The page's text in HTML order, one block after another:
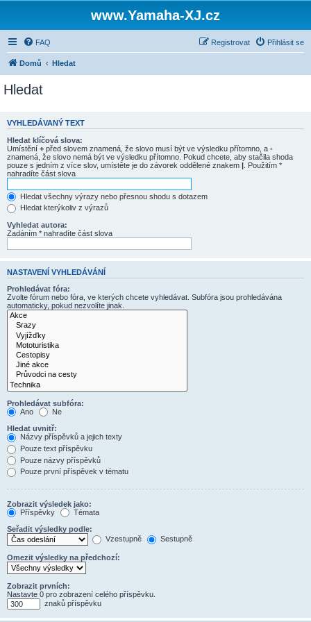
www.Yamaha-XJ.cz
FAQ Přihlásit se
Registrovat
Domů Hledat
Hledat
VYHLEDÁVANÝ TEXT
Hledat klíčová slova:
Umístění + před slovem znamená, že slovo musí být ve výsledku přítomno, a -
znamená, že slovo nemá být ve výsledku přítomno. Pokud chcete, aby stačila shoda
pouze s jedním z více slov, umístěte je do závorek oddělené znakem | . Použitím *
nahradíte část slova
Hledat všechny výrazy nebo přesnou shodu s dotazem
Hledat kterýkoliv z výrazů
Vyhledat autora:
Zadáním * nahradíte část slova
NASTAVENÍ VYHLEDÁVÁNÍ
Prohledávat fóra:
Zvolte fórum nebo fóra, ve kterých chcete vyhledávat. Subfóra jsou prohledávána
automaticky, pokud nezvolíte jinak.
Prohledávat subfóra:
Ano
Ne
Hledat uvnitř:
Názvy příspěvků a jejich texty
Pouze text příspěvku
Pouze názvy příspěvků
Pouze první příspěvek v tématu
Zobrazit výsledek jako:
Příspěvky
Témata
Seřadit výsledky podle:
Vzestupně
Sestupně
Omezit výsledky na předchozí:
Zobrazit prvních:
Nastavte 0 pro zobrazení celého příspěvku.
znaků příspěvku